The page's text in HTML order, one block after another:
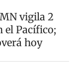
vigila 2
el Pacífico;
hoy